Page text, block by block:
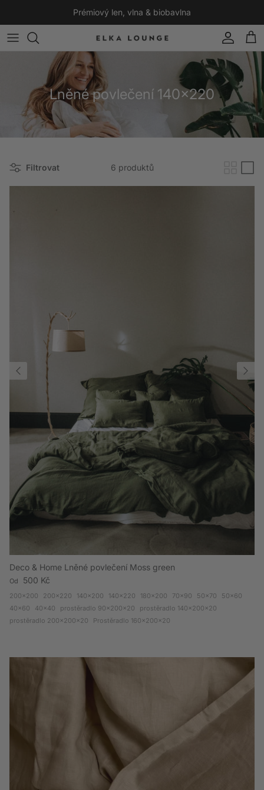
Prémiový len, vlna & biobavlna
Účet
Lněné povlečení 140x220
Filtrovat 6 produktů
Deco & Home Lněné povlečení Moss green
Běžná cena
Od 500 Kč
200x200 200x220 140x200 140x220 180x200 70x90 50x70
50x60
40x60
40x40 prostěradlo 90x200x20
prostěradlo 140x200x20
prostěradlo 200x200x20
Prostěradlo 160x200x20